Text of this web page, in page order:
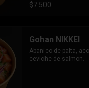
$7.500
Gohan NIKKEI
Abanico de palta,
ceviche de salmon.